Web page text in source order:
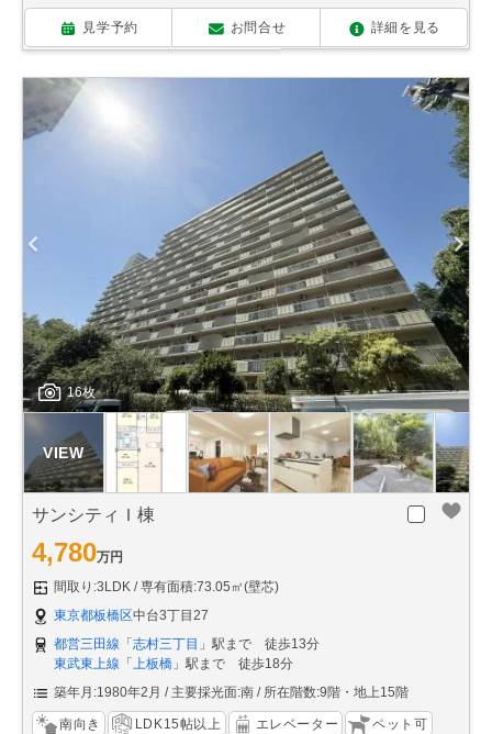
見学予約 お問合せ 詳細を見る
16枚
サンシティＩ棟
4,780万円
間取り:3LDK
専有面積:73.05㎡(壁芯)
東京都板橋区中台3丁目27
都営三田線 「 志村三丁目 」駅まで 徒歩13分
東武東上線 「 上板橋 」駅まで 徒歩18分
築年月:1980年2月
主要採光面:南 所在階数:9階・地上15階
南向き LDK15帖以上 エレベーター
ペット可